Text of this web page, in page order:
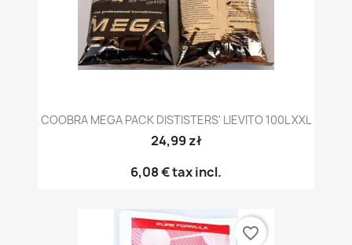
COOBRA MEGA PACK DISTISTERS' LIEVITO 100L XXL
24,99 zł
6,08 €tax incl.
favorite_border